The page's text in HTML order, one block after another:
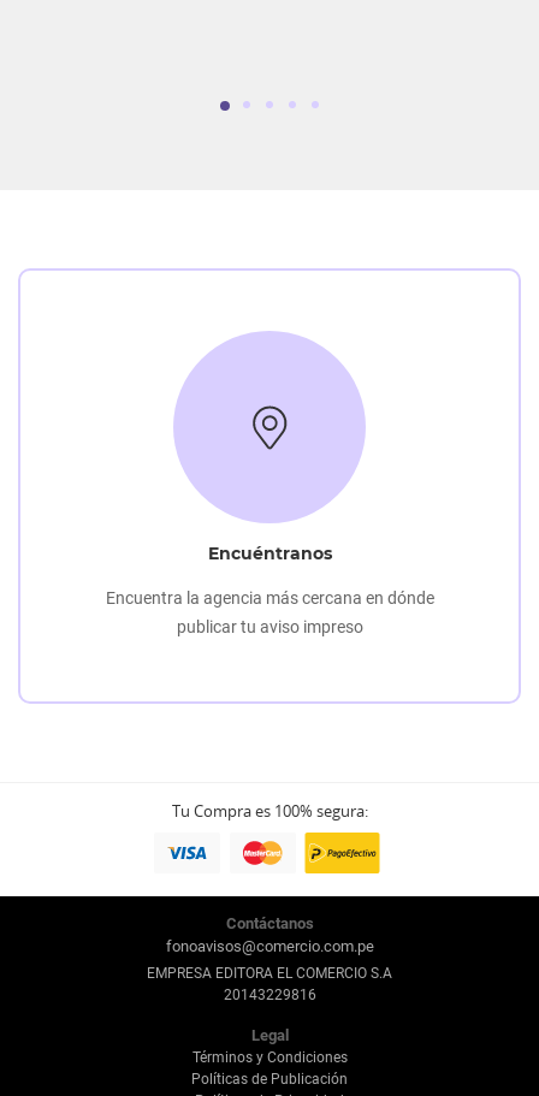
1 2 3 4 5
Encuéntranos
Encuentra la agencia más cercana en dónde
publicar tu aviso impreso
Tu Compra es 100% segura:
Contáctanos
fonoavisos@comercio.com.pe
EMPRESA EDITORA EL COMERCIO S.A
20143229816
Legal
Términos y Condiciones
Políticas de Publicación